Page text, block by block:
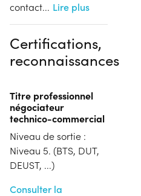
contact... Lire plus
Certifications,
reconnaissances
Titre professionnel
négociateur
technico-commercial
Niveau de sortie :
Niveau 5. (BTS, DUT,
DEUST, ...)
Consulter la